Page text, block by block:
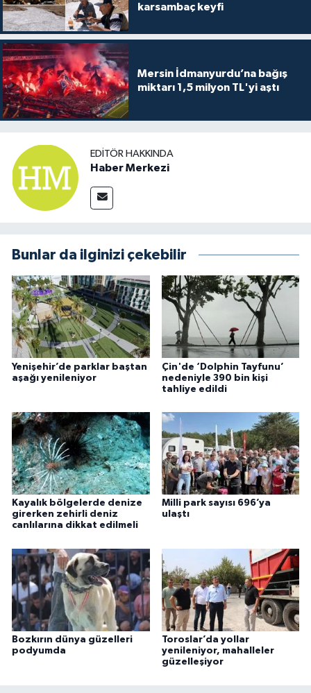
karsambaç keyfi
Mersin İdmanyurdu’na bağış
miktarı 1,5 milyon TL'yi aştı
EDITÖR HAKKINDA
Haber Merkezi
Bunlar da ilginizi çekebilir
Yenişehir’de parklar baştan
aşağı yenileniyor
Çin'de ‘Dolphin Tayfunu’
nedeniyle 390 bin kişi
tahliye edildi
Kayalık bölgelerde denize
girerken zehirli deniz
canlılarına dikkat edilmeli
Milli park sayısı 696’ya
ulaştı
Bozkırın dünya güzelleri
podyumda
Toroslar’da yollar
yenileniyor, mahalleler
güzelleşiyor